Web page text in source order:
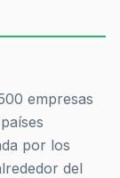
empresas
por los
del